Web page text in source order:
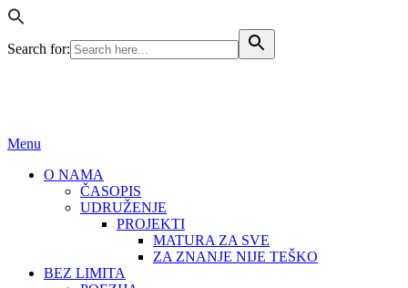
Search for:
Menu
O NAMA
ČASOPIS
UDRUŽENJE
PROJEKTI
MATURA ZA SVE
ZA ZNANJE NIJE TEŠKO
BEZ LIMITA